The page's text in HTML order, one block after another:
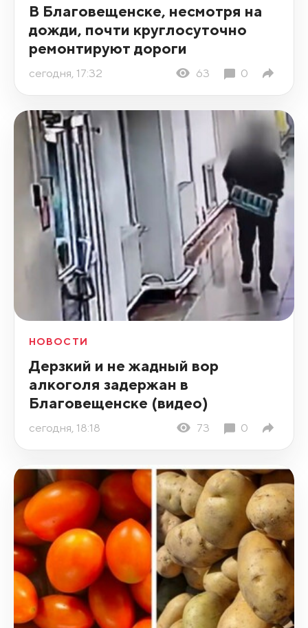
В Благовещенске, несмотря на
дожди, почти круглосуточно
ремонтируют дороги
сегодня, 17:32 63 0
НОВОСТИ
Дерзкий и не жадный вор
алкоголя задержан в
Благовещенске (видео)
сегодня, 18:18 73 0